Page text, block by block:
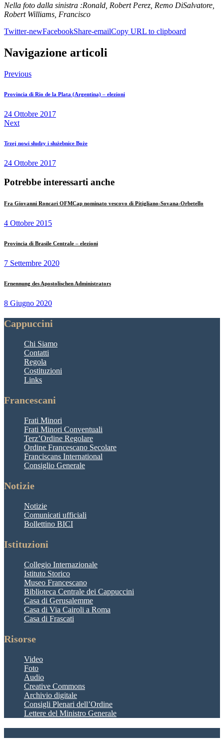
Nella foto dalla sinistra :Ronald, Robert Perez, Remo DiSalvatore,
Robert Williams, Francisco
Twitter-newFacebookShare-emailCopy URL to clipboard
Navigazione articoli
Previous
Provincia di Rio de la Plata (Argentina) – elezioni
24 Ottobre 2017
Next
Trzej nowi słudzy i służebnice Boże
24 Ottobre 2017
Potrebbe interessarti anche
Fra Giovanni Roncari OFMCap nominato vescovo di Pitigliano-Sovana-Orbetello
4 Ottobre 2015
Provincia di Brasile Centrale – elezioni
7 Settembre 2020
Ernennung des Apostolischen Administrators
8 Giugno 2020
Cappuccini
Chi Siamo
Contatti
Regola
Costituzioni
Links
Francescani
Frati Minori
Frati Minori Conventuali
Terz’Ordine Regolare
Ordine Francescano Secolare
Franciscans International
Consiglio Generale
Notizie
Notizie
Comunicati ufficiali
Bollettino BICI
Istituzioni
Collegio Internazionale
Istituto Storico
Museo Francescano
Biblioteca Centrale dei Cappuccini
Casa di Gerusalemme
Casa di Via Cairoli a Roma
Casa di Frascati
Risorse
Video
Foto
Audio
Creative Commons
Archivio digitale
Consigli Plenari dell’Ordine
Lettere del Ministro Generale